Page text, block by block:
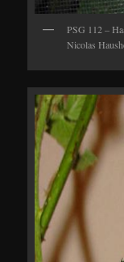
PSG 112 –
Nicolas